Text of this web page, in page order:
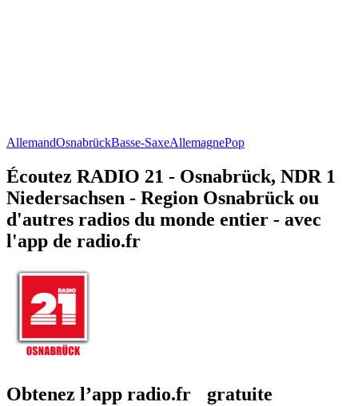
AllemandOsnabrückBasse-SaxeAllemagnePop
Écoutez RADIO 21 - Osnabrück, NDR 1
Niedersachsen - Region Osnabrück ou
d'autres radios du monde entier - avec
l'app de radio.fr
Obtenez l’app radio.fr gratuite